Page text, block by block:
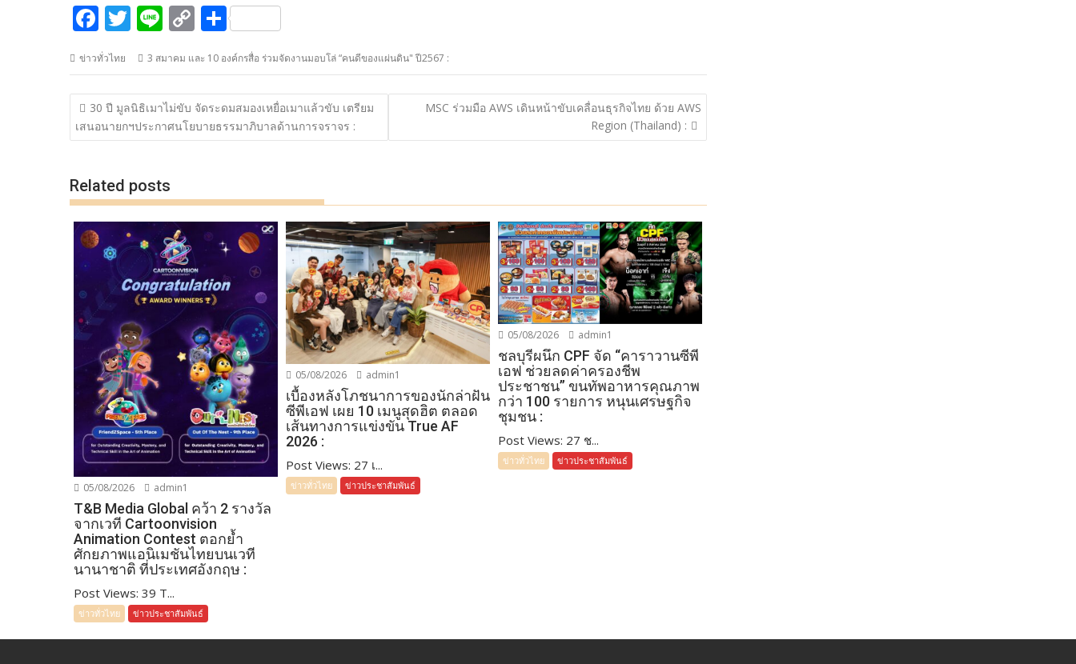
F
ac
e
b
o
o
k
T
itt
er
Li
e
C
p
y
Li
n
S
h
ar
e
ข่าวทั่วไทย 3 สมาคม และ 10 องค์กรสื่อ ร่วมจัดงานมอบโล่ “คนดีของแผ่นดิน" ปี2567 :
แนะแนว
เรื่อง
30 ปี มูลนิธิเมาไม่ขับ จัดระดมสมองเหยื่อเมาแล้วขับ เตรียม
เสนอนายกฯประกาศนโยบายธรรมาภิบาลด้านการจราจร :
MSC ร่วมมือ AWS เดินหน้าขับเคลื่อนธุรกิจไทย ด้วย AWS
Region (Thailand) :
Related posts
05/08/2026 admin1
T&B Media Global คว้า 2 รางวัล
จากเวที Cartoonvision
Animation Contest ตอกย้ำ
ศักยภาพแอนิเมชันไทยบนเวที
นานาชาติ ที่ประเทศอังกฤษ :
Post Views: 39 T...
ข่าวทั่วไทย ข่าวประชาสัมพันธ์
05/08/2026 admin1
เบื้องหลังโภชนาการของนักล่าฝัน
ซีพีเอฟ เผย 10 เมนูสุดฮิต ตลอด
เส้นทางการแข่งขัน True AF
2026 :
Post Views: 27 เ...
ข่าวทั่วไทย ข่าวประชาสัมพันธ์
05/08/2026 admin1
ชลบุรีผนึก CPF จัด “คาราวานซีพี
เอฟ ช่วยลดค่าครองชีพ
ประชาชน” ขนทัพอาหารคุณภาพ
กว่า 100 รายการ หนุนเศรษฐกิจ
ชุมชน :
Post Views: 27 ช...
ข่าวทั่วไทย ข่าวประชาสัมพันธ์